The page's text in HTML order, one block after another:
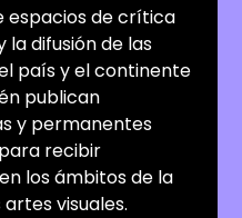
espacios de crítica
la difusión de las
país y el continente
publican
y permanentes
recibir
los ámbitos de la
visuales.